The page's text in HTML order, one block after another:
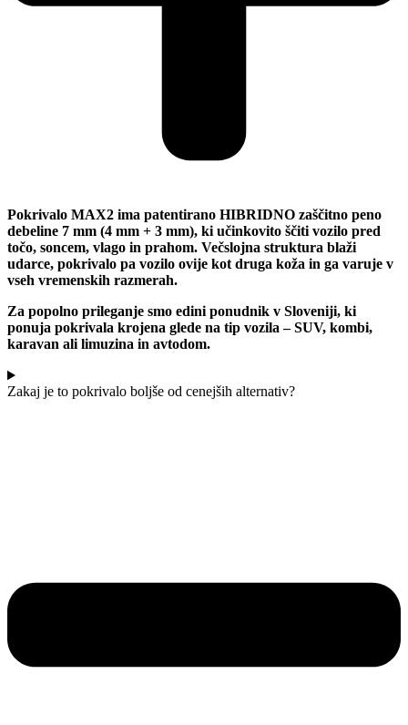
Pokrivalo MAX2 ima patentirano HIBRIDNO zaščitno peno
debeline 7 mm (4 mm + 3 mm), ki učinkovito ščiti vozilo pred
točo, soncem, vlago in prahom. Večslojna struktura blaži
udarce, pokrivalo pa vozilo ovije kot druga koža in ga varuje v
vseh vremenskih razmerah.
Za popolno prileganje smo edini ponudnik v Sloveniji, ki
ponuja pokrivala krojena glede na tip vozila – SUV, kombi,
karavan ali limuzina in avtodom.
Zakaj je to pokrivalo boljše od cenejših alternativ?